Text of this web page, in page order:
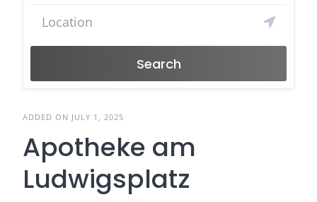
Search
ADDED ON JULY 1, 2025
Apotheke am
Ludwigsplatz